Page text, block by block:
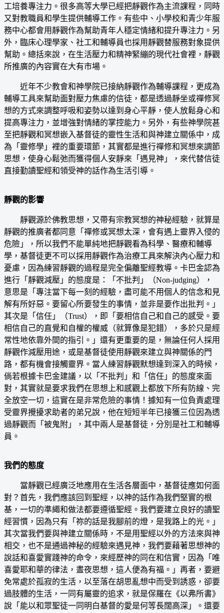
工培養專注力。很多高等大學已經把靜觀作為主流課程，同時
又對教職員和學生提供輔導工作。有些中、小學校和青少年服
務中心都會用靜觀作為幫助青年人穩定情緒和提升專注力。另
外，臨床心理學家、社工和輔導員也採用靜觀替服務對象提供
幫助。總括來說，在生活壓力和精神緊繃的現代社會裡，靜觀
所推廣的內容實在大有市場。
近年不少教會和神學院已接納靜觀作為輔導課程，更成為
輔導工具來幫助面對壓力焦慮的信徒，都是透過靜坐或禪修冥
想的方式來調整呼吸和姿勢以達到身心平靜，使人放鬆身心和
提高專注力，並增強對情緒的掌控能力。另外，有些神學院甚
至把靜觀和冥想嵌入基督徒的靈性生活和與神建立關係中，成
為「靈修學」裡的重要環節，其實都是進行禪修和冥想來調節
思想，使身心鬆弛而獲得個人安靜來「遇見神」，來代替信徒
直接勤讀聖經和領受神的話作為生活引導。
靜觀的影響
靜觀源於佛教思想，又帶有宗教冥想的神秘經驗，就算是
靜觀的推廣者都同意「禪修或冥想太深，會有遇上靈界入侵的
危險」，所以我們不能單純地把靜觀看為科學、醫療和輔導
學，基督徒更不可以採用靜觀作為治療工具來解決內心壓力和
憂慮，因為練習靜觀的過程是完全偏離聖經教導。卡巴金認為
進行「靜觀減壓」的態度是：「不批判」（Non-judging），
意思是「專注當下每一刻的經驗，盡可能不用個人的信念和見
解有所好惡。要留心所要發生的事情，並非是要作出批判。」
其次是「信任」（Trust），即「要相信自己和自己的感受。要
相信自己的直覺和自權的權威（就算像是犯錯），多於只是經
常性地依靠外間的指引。」還有更重要的是，無論任何人採用
靜觀作減壓用途，或是基督徒使用靜觀來建立與神關係的門
路，都有機會接觸靈界。當人練習靜觀默想達到深入的時候，
倘若根據卡巴金建議，以「不批判」和「信任」的態度來面
對，其實就是要求我們在思想上和感觀上都放下所有防線、完
全放空一切，這實在是非常危險的事情！據知有一位負責處理
受靈界攪擾求助者的弟兄說，他在短短半年已接獲三位因為透
過靜觀而「被鬼附」，其中兩人是基督徒，分別是社工和輔導
員。
我們的態度
當靜觀已經廣泛地應用在生活各層面中，基督徒應如何面
對？首先，我們應該回到聖經，以神的話作為我們堅實的根
基，一切的準繩和做法都要遵循聖經。我們要建立良好的讀聖
經習慣，因為只有「祢的話是我腳前的燈，是我路上的光。」
其次當我們要與神建立關係時，不是用聖經以外的方法來與神
相交，也不是通過神秘的經驗來遇見神，我們要藉著思想神的
說話和喜愛實踐神的命令，來經歷神的同在和信實，因為「唯
喜愛耶和華的律法，晝夜思想，這人便為有福。」再者，要避
免常處於孤寂的生活，以至落在胡思亂想中而受到誘惑，卻要
過肢體的生活，一同有屬靈的追求，就是保羅在《以弗所書》
說「能以和眾聖徒一同明白基督的愛是何等長闊高深」。還要